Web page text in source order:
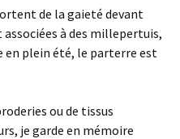
de la gaieté devant
à des millepertuis,
en plein été, le parterre est
ou de tissus
je garde en mémoire